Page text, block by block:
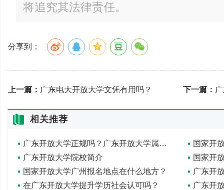
将追究其法律责任。
分享到：
上一篇： 广东电大开放大学文凭有用吗？ 下一篇：
相关推荐
广东开放大学正规吗？广东开放大学属于几本？
广东开放大学院校简介
国家开放大学广州报名地点在什么地方？
广东开
在广东开放大学提升学历社会认可吗？
广东开